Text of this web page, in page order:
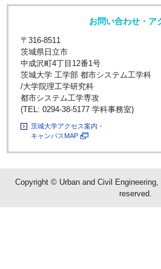
お問い合わせ・ア
〒316-8511
茨城県日立市
中成沢町4丁目12番1号
茨城大学 工学部 都市システム工学科
/大学院理工学研究科
都市システム工学専攻
(TEL: 0294-38-5177 学科事務室)
茨城大学アクセス案内・
キャンパスMAP
Copyright © Urban and Civil
reserved.